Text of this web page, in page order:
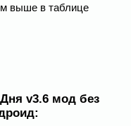
выше в таблице
v3.6 мод без